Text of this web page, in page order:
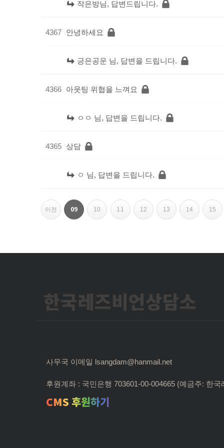
작은방님, 답변드립니다.
4367 안녕하세요
긍은공운 님, 답변을 드립니다.
4366 아웃팅 위협을 느껴요
ㅇㅇ 님, 답변을 드립니다.
4365 상담
ㅇ 님, 답변을 드립니다.
이전
열린 09
페이지 10
페이지 11
페이지 12
페이지 13
페이지 14
페이지 15
페이지
페이지
한국레즈비언상담소
사무국 이메일 lsangdam@hanmail.net
후원계좌 : 국민은행 703601-00-004665 (예금주: 한국
CMS 후원하기